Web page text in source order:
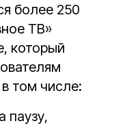
более 250
ТВ»
который
том числе:
паузу,